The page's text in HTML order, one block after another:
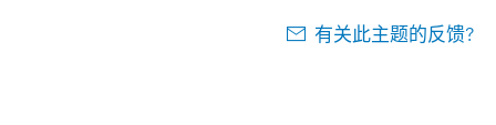
有关此主题的反馈?